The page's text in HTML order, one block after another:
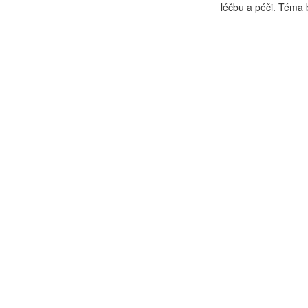
léčbu a péči. Téma